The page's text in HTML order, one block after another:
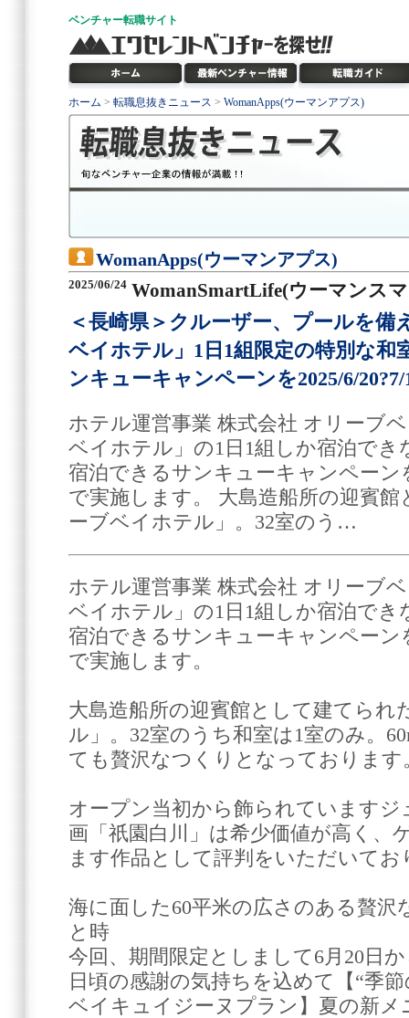
ベンチャー転職サイト
ホーム > 転職息抜きニュース > WomanApps(ウーマンアプス)
WomanApps(ウーマンアプス)
2025/06/24 WomanSmartLife(ウーマンス
＜長崎県＞クルーザー、プールを備
ベイホテル」1日1組限定の特別な和
ンキューキャンペーンを2025/6/
ホテル運営事業 株式会社 オリーブ
ベイホテル」の1日1組しか宿泊でき
宿泊できるサンキューキャンペーン
で実施します。 大島造船所の迎賓
ーブベイホテル」。32室のう…
ホテル運営事業 株式会社 オリーブ
ベイホテル」の1日1組しか宿泊でき
宿泊できるサンキューキャンペーン
で実施します。
大島造船所の迎賓館として建てられ
ル」。32室のうち和室は1室のみ。
ても贅沢なつくりとなっております
オープン当初から飾られています
画「祇園白川」は希少価値が高く、
ます作品として評判をいただいてお
海に面した60平米の広さのある贅沢
と時
今回、期間限定としまして6月20日
日頃の感謝の気持ちを込めて【“季
ベイキュイジーヌプラン】夏の新メ